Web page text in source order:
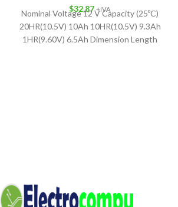
$32.87 +IVA
Nominal Voltage 12 V Capacity (25ºC)
20HR(10.5V) 10Ah 10HR(10.5V) 9.3Ah
1HR(9.60V) 6.5Ah Dimension Length